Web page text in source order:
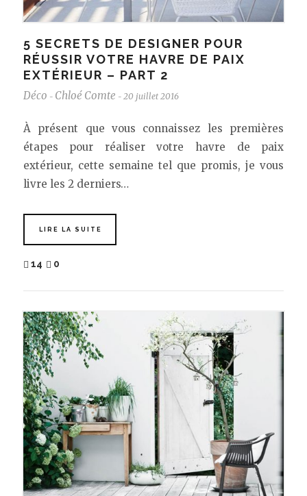
5 SECRETS DE DESIGNER POUR
RÉUSSIR VOTRE HAVRE DE PAIX
EXTÉRIEUR – PART 2
Déco - Chloé Comte - 20 juillet 2016
À présent que vous connaissez les premières
étapes pour réaliser votre havre de paix
extérieur, cette semaine tel que promis, je vous
livre les 2 derniers…
LIRE LA SUITE
14 0